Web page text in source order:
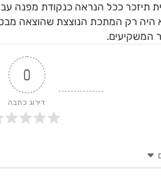
תיזכר ככל הנראה כנקודת מפנה
היה רק המתכת הנוצצת שהוצאה
המשקיעים.
0
דירוג כתבה